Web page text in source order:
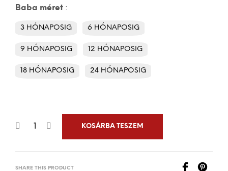
Baba méret :
3 HÓNAPOSIG 6 HÓNAPOSIG
9 HÓNAPOSIG 12 HÓNAPOSIG
18 HÓNAPOSIG 24 HÓNAPOSIG
KOSÁRBA TESZEM
SHARE THIS PRODUCT